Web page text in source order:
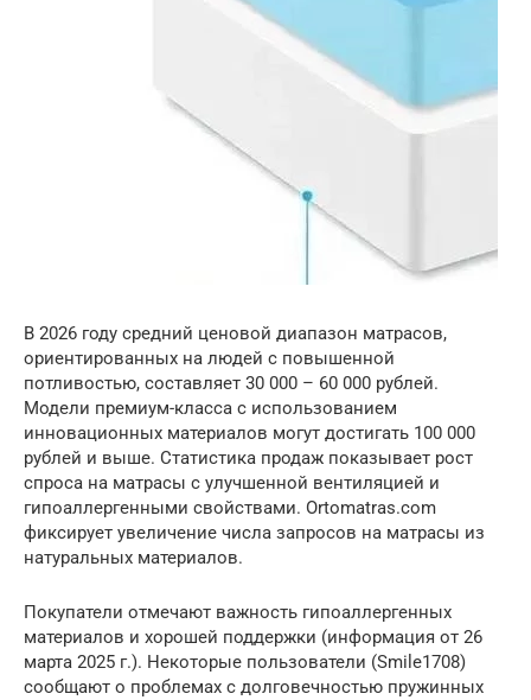
В 2026 году средний ценовой диапазон матрасов,
ориентированных на людей с повышенной
потливостью, составляет 30 000 – 60 000 рублей.
Модели премиум-класса с использованием
инновационных материалов могут достигать 100 000
рублей и выше. Статистика продаж показывает рост
спроса на матрасы с улучшенной вентиляцией и
гипоаллергенными свойствами. Ortomatras.com
фиксирует увеличение числа запросов на матрасы из
натуральных материалов.
Покупатели отмечают важность гипоаллергенных
материалов и хорошей поддержки (информация от 26
марта 2025 г.). Некоторые пользователи (Smile1708)
сообщают о проблемах с долговечностью пружинных